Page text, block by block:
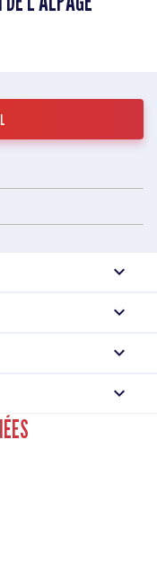
l'Alpage.
Servoz